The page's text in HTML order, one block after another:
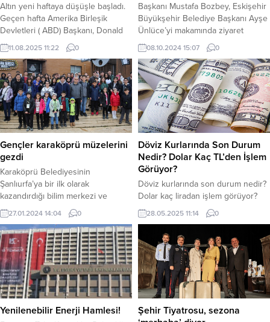
Altın yeni haftaya düşüşle başladı.
Geçen hafta Amerika Birleşik
Devletleri ( ABD) Başkanı, Donald
Trump’ın ithalatta külçe altına
uygulanacak gümrük tarifesini
duyurmasının ardından rekor
seviyelere ulaşan altın fiyatları
haftanın ilk gününde geriledi. Altın
yeni haftaya düşüşle başladı. ABD
faiz politikaları, Dolar/TL kurundaki
değişim, Küresel enflasyon
beklentileri gibi etkenlerin olması
altının...
11.08.2025 11:22 0
Başkanı Mustafa Bozbey, Eskişehir
Büyükşehir Belediye Başkanı Ayşe
Ünlüce’yi makamında ziyaret
ederek yeni görevinde başarılar
diledi. Bozbey’e eşi Seden Bozbey
de eşlik etti. Göreve başlamasının
ardından birçok tebrik ve hayırlı
olsun ziyareti alan Başkan Ünlüce,
Bozbey ve eşini makamında
ağırlayarak nazik ziyaretlerinden
dolayı teşekkürlerini sundu. Samimi
bir...
08.10.2024 15:07 0
Gençler karaköprü müzelerini
gezdi
Karaköprü Belediyesinin
Şanlıurfa’ya bir ilk olarak
kazandırdığı bilim merkezi ve
müzeler ziyaretçilerini ağırlarken,
başka şehirlerden gelen
ziyaretçilerin de ilgisini çekiyor.
Karaköprü Belediye Başkanı Metin
Baydilli’nin Şanlıurfa’da bir ilk olarak
ilçeye kazandırdığı Battani Uzay ve
Havacılık Bilim Merkezi, Müslüm
Gürses Müzesi ile Sinema ve Basın
Müzesi ziyaretçilerini ağırlamaya
devam ediyor. Özellikle...
27.01.2024 14:04 0
Döviz Kurlarında Son Durum
Nedir? Dolar Kaç TL’den İşlem
Görüyor?
Döviz kurlarında son durum nedir?
Dolar kaç liradan işlem görüyor?
Euro ne kadar oldu? İşte detaylar…
Ticaret savaşlarının etkisiyle döviz
kurları yükselişini sürdürüyor.
Uluslararası risklerin artmasıyla
birlikte dolar güçlenmeye devam
ediyor. Bugün güne 38.85 TL’den
işlem görmeye başlayan dolar, saat
11.12 itibariyle 39.05 TL’den işlem
görüyor. Euro güne 44.19 TL’den...
28.05.2025 11:14 0
Yenilenebilir Enerji Hamlesi!
Şehir Tiyatrosu, sezona